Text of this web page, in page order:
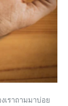
เราถามมาบ่อย